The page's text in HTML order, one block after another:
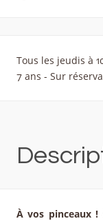
Tous les jeudis à
7 ans - Sur
À vos pinceaux !